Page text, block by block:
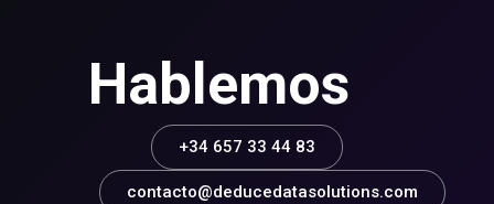
Hablemos
+34 657 33 44 83
contacto@deducedatasolutions.com